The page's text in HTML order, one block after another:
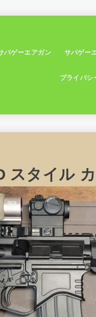
バゲーエアガン サバゲー
プライバシ
スタイル